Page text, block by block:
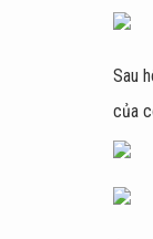
Sau
của